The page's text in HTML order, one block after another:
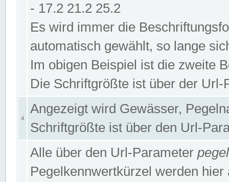
- 17.2 21.2 25.2
Es wird immer die
automatisch gewählt, so lange
Im obigen Beispiel ist die zweite
Die Schriftgrößte ist über der
4
Angezeigt wird Gewässer,
Schriftgrößte ist über den Url-
Alle über den Url-Parameter
Pegelkennwertkürzel werden